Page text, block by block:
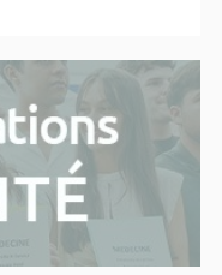
jeudi 24 septembre
Festa - 2026
22 septembre